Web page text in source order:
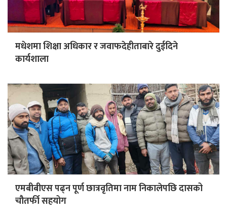
मधेशमा शिक्षा अधिकार र जवाफदेहीताबारे दुईदिने
कार्यशाला
एमबीबीएस पढ्न पूर्ण छात्रवृतिमा नाम निकालेपछि दासको
चौतर्फी सहयोग